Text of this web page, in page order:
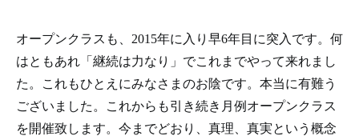
オープンクラスも、2015年に入り早6年目に突入です。何
はともあれ「継続は力なり」でこれまでやって来れまし
た。これもひとえにみなさまのお陰です。本当に有難う
ございました。これからも引き続き月例オープンクラス
を開催致します。今までどおり、真理、真実という概念